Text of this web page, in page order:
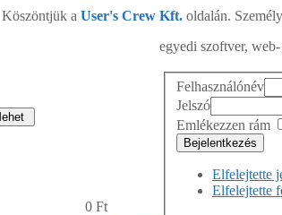
Köszöntjük a User's Crew Kft. oldalán.
egyedi szoftver,
Felhasználónév
Jelszó
Emlékezzen rám
Bejelentkezés
Elfelejtette
Elfelejtette
0 Ft